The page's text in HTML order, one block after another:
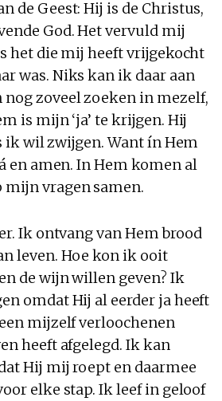
de Geest: Hij is de Christus,
God. Het vervuld mij
het die mij heeft vrijgekocht
was. Niks kan ik daar aan
zoveel zoeken in mezelf,
is mijn ‘ja’ te krijgen. Hij
ik wil zwijgen. Want ín Hem
en amen. In Hem komen al
mijn vragen samen.
Ik ontvang van Hem brood
leven. Hoe kon ik ooit
de wijn willen geven? Ik
omdat Hij al eerder ja heeft
mijzelf verloochenen
heeft afgelegd. Ik kan
Hij mij roept en daarmee
elke stap. Ik leef in geloof